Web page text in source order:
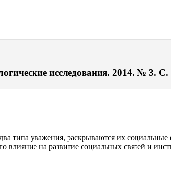
исследования. 2014. № 3. С.
типа уважения, раскрываются их
на развитие социальных связей и